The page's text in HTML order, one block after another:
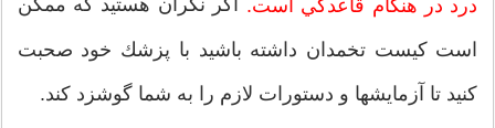
درد در هنگام قاعدگي است.
است كيست تخمدان داشته باشيد با پزشك خود صحبت
كنيد تا آزمايشها و دستورات لازم را به شما گوشزد كند.